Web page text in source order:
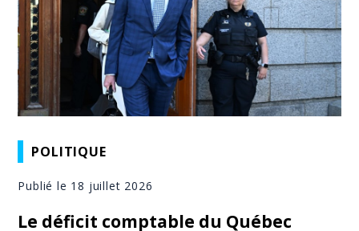
POLITIQUE
Publié le 18 juillet 2026
Le déficit comptable du Québec